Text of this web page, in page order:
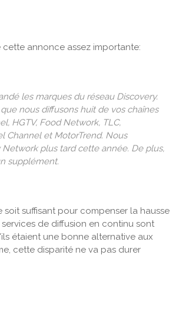
annonce assez importante:
les marques du réseau Discovery.
nous diffusons huit de vos chaînes
HGTV, Food Network, TLC,
Channel et MotorTrend. Nous
plus tard cette année. De plus,
supplément.
soit suffisant pour compenser la hausse
de diffusion en continu sont
étaient une bonne alternative aux
cette disparité ne va pas durer